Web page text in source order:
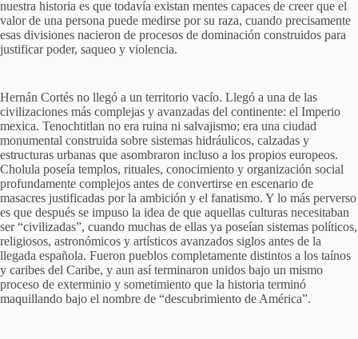
nuestra historia es que todavía existan mentes capaces de creer que el
valor de una persona puede medirse por su raza, cuando precisamente
esas divisiones nacieron de procesos de dominación construidos para
justificar poder, saqueo y violencia.
Hernán Cortés no llegó a un territorio vacío. Llegó a una de las
civilizaciones más complejas y avanzadas del continente: el Imperio
mexica. Tenochtitlan no era ruina ni salvajismo; era una ciudad
monumental construida sobre sistemas hidráulicos, calzadas y
estructuras urbanas que asombraron incluso a los propios europeos.
Cholula poseía templos, rituales, conocimiento y organización social
profundamente complejos antes de convertirse en escenario de
masacres justificadas por la ambición y el fanatismo. Y lo más perverso
es que después se impuso la idea de que aquellas culturas necesitaban
ser “civilizadas”, cuando muchas de ellas ya poseían sistemas políticos,
religiosos, astronómicos y artísticos avanzados siglos antes de la
llegada española. Fueron pueblos completamente distintos a los taínos
y caribes del Caribe, y aun así terminaron unidos bajo un mismo
proceso de exterminio y sometimiento que la historia terminó
maquillando bajo el nombre de “descubrimiento de América”.